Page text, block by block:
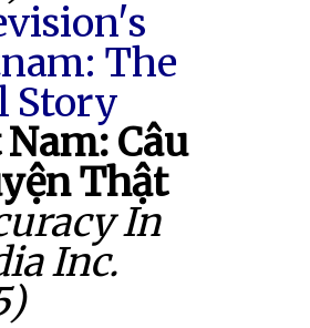
The
Story
Câu
Thật
In
Inc.